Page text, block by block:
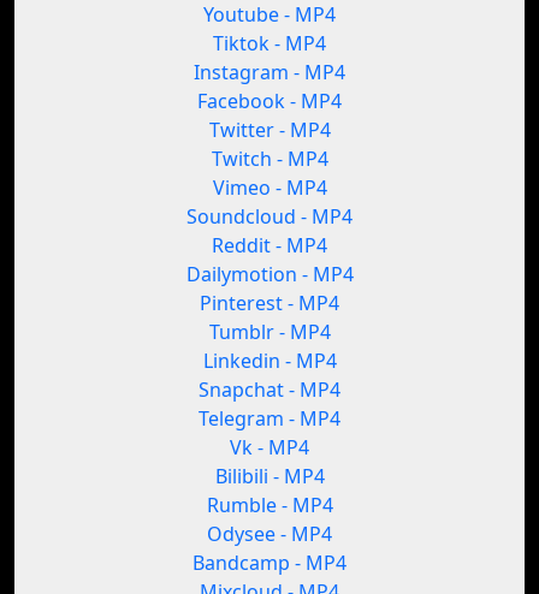
Youtube - MP4
Tiktok - MP4
Instagram - MP4
Facebook - MP4
Twitter - MP4
Twitch - MP4
Vimeo - MP4
Soundcloud - MP4
Reddit - MP4
Dailymotion - MP4
Pinterest - MP4
Tumblr - MP4
Linkedin - MP4
Snapchat - MP4
Telegram - MP4
Vk - MP4
Bilibili - MP4
Rumble - MP4
Odysee - MP4
Bandcamp - MP4